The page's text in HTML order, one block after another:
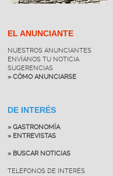
EL ANUNCIANTE
NUESTROS ANUNCIANTES
ENVÍANOS TU NOTICIA
SUGERENCIAS
» CÓMO ANUNCIARSE
DE INTERÉS
» GASTRONOMÍA
» ENTREVISTAS
» BUSCAR NOTICIAS
TELÉFONOS DE INTERÉS